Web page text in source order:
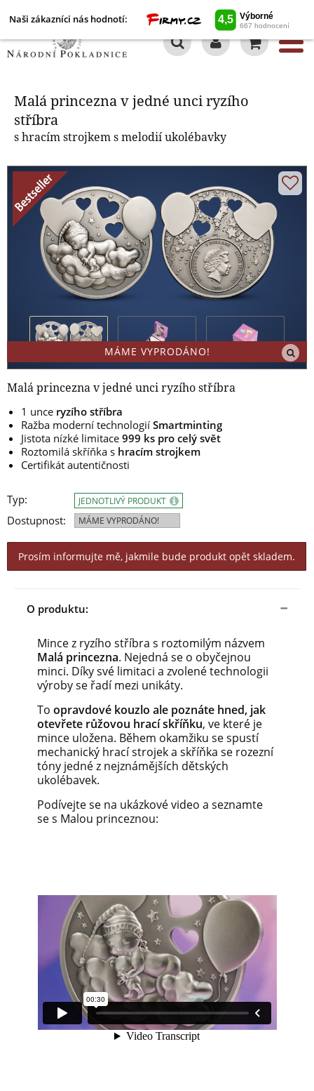
Naši zákazníci nás hodnotí:
Malá princezna v jedné unci ryzího
stříbra
s hracím strojkem s melodií ukolébavky
MÁME VYPRODÁNO!
Malá princezna v jedné unci ryzího stříbra
1 unce ryzího stříbra
Ražba moderní technologií Smartminting
Jistota nízké limitace 999 ks pro celý svět
Roztomilá skříňka s hracím strojkem
Certifikát autentičnosti
Typ:
Dostupnost:
JEDNOTLIVÝ PRODUKT
MÁME VYPRODÁNO!
Prosím informujte mě, jakmile bude produkt opět skladem.
O produktu:
Mince z ryzího stříbra s roztomilým názvem
Malá princezna. Nejedná se o obyčejnou
minci. Díky své limitaci a zvolené technologii
výroby se řadí mezi unikáty.
To opravdové kouzlo ale poznáte hned, jak
otevřete růžovou hrací skříňku, ve které je
mince uložena. Během okamžiku se spustí
mechanický hrací strojek a skříňka se rozezní
tóny jedné z nejznámějších dětských
ukolébavek.
Podívejte se na ukázkové video a seznamte
se s Malou princeznou:
Malá princezna v jedné unci